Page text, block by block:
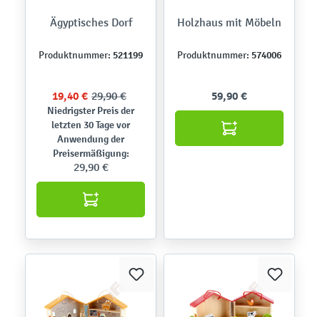
Ägyptisches Dorf
Produktnummer: 521199
19,40 € 29,90 €
Niedrigster Preis der
letzten 30 Tage vor
Anwendung der
Preisermäßigung:
29,90 €
Holzhaus mit Möbeln
Produktnummer: 574006
59,90 €